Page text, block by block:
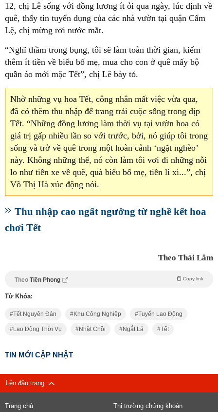
12, chị Lê sống với đồng lương ít ỏi qua ngày, lúc định về
quê, thấy tin tuyển dụng của các nhà vườn tại quận Cẩm
Lệ, chị mừng rơi nước mắt.
“Nghĩ thầm trong bụng, tôi sẽ làm toàn thời gian, kiếm
thêm ít tiền về biếu bố mẹ, mua cho con ở quê mấy bộ
quần áo mới mặc Tết”, chị Lê bày tỏ.
Nhờ những vụ hoa Tết, công nhân mất việc vừa qua,
đã có thêm thu nhập để trang trải cuộc sống trong dịp
Tết. “Những đồng lương làm thời vụ tại vườn hoa có
giá trị gấp nhiều lần so với trước, bởi, nó giúp tôi trong
sống và trở về quê trong một hoàn cảnh ‘ngặt nghèo’
này. Không những thế, nó còn làm tôi vơi đi những nỗi
lo như tiền xe về quê, quà biếu bố mẹ, tiền lì xì...”, chị
Võ Thị Hà xúc động nói.
Thu nhập cao ngất ngưởng từ nghề kết hoa
chơi Tết
Theo Thái Lâm
Theo Tiền Phong Copy link
Từ Khóa:
Tết Nguyên Đán Khu Công Nghiệp Tuyển Lao Động
Lao Động Thời Vụ Nhặt Chồi Ngắt Lá Tết
TIN MỚI CẬP NHẬT
Lên đầu trang
Trang chủ Thị trường chứng khoán